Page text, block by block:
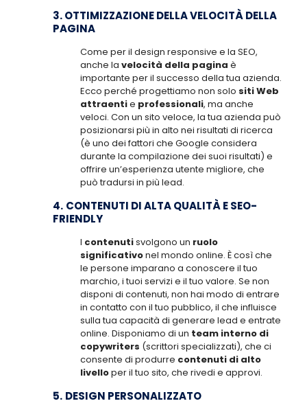
3.OTTIMIZZAZIONE DELLA VELOCITÀ DELLA
PAGINA
Come per il design responsive e la SEO,
anche la velocità della pagina è
importante per il successo della tua azienda.
Ecco perché progettiamo non solo siti Web
attraentie professionali, ma anche
veloci. Con un sito veloce, la tua azienda può
posizionarsi più in alto nei risultati di ricerca
(è uno dei fattori che Google considera
durante la compilazione dei suoi risultati) e
offrire un’esperienza utente migliore, che
può tradursi in più lead.
4. CONTENUTI DI ALTA QUALITÀ E SEO-
FRIENDLY
I contenutisvolgono un ruolo
significativonel mondo online. È così che
le persone imparano a conoscere il tuo
marchio, i tuoi servizi e il tuo valore. Se non
disponi di contenuti, non hai modo di entrare
in contatto con il tuo pubblico, il che influisce
sulla tua capacità di generare lead e entrate
online. Disponiamo di un team interno di
copywriters (scrittori specializzati), che ci
consente di produrre contenuti di alto
livelloper il tuo sito, che rivedi e approvi.
5. DESIGN PERSONALIZZATO